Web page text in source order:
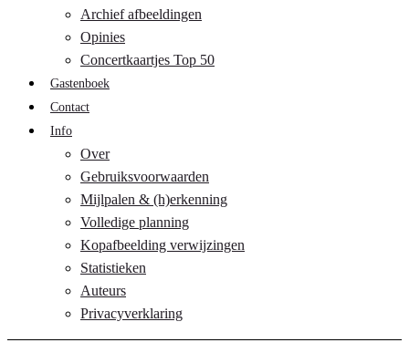
Archief afbeeldingen
Opinies
Concertkaartjes Top 50
Gastenboek
Contact
Info
Over
Gebruiksvoorwaarden
Mijlpalen & (h)erkenning
Volledige planning
Kopafbeelding verwijzingen
Statistieken
Auteurs
Privacyverklaring